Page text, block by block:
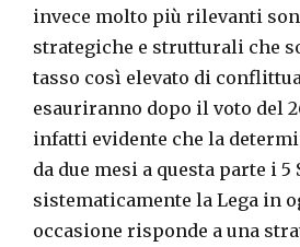
invece molto più rilevanti
strategiche e strutturali che
tasso così elevato di
esauriranno dopo il voto del
infatti evidente che la
da due mesi a questa parte i 5
sistematicamente la Lega in
occasione risponde a una